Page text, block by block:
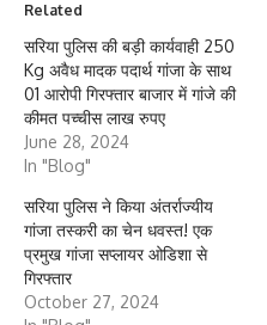
Related
सरिया पुलिस की बड़ी कार्यवाही 250
Kg अवैध मादक पदार्थ गांजा के साथ
01 आरोपी गिरफ्तार बाजार में गांजे की
कीमत पच्चीस लाख रुपए
June 28, 2024
In "Blog"
सरिया पुलिस ने किया अंतर्राज्यीय
गांजा तस्करी का चेन धवस्त! एक
प्रमुख गांजा सप्लायर ओडिशा से
गिरफ्तार
October 27, 2024